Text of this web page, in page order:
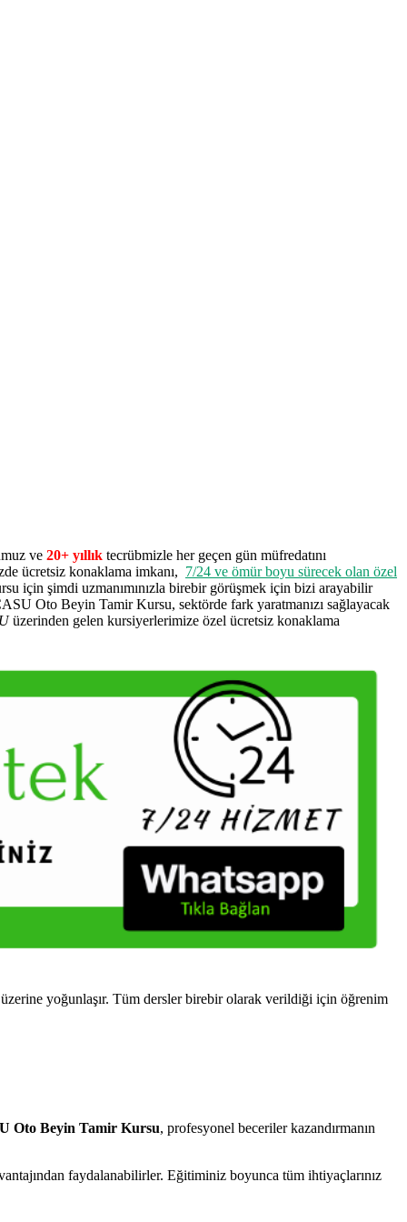
ve 20+ yıllık tecrübmizle her geçen gün müfredatını
ücretsiz konaklama imkanı, 7/24 ve ömür boyu sürecek olan özel
için şimdi uzmanımınızla birebir görüşmek için bizi arayabilir
Oto Beyin Tamir Kursu, sektörde fark yaratmanızı sağlayacak
üzerinden gelen kursiyerlerimize özel ücretsiz konaklama
yoğunlaşır. Tüm dersler birebir olarak verildiği için öğrenim
Oto Beyin Tamir Kursu, profesyonel beceriler kazandırmanın
faydalanabilirler. Eğitiminiz boyunca tüm ihtiyaçlarınız